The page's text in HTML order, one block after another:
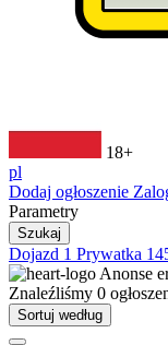
18+
pl
Dodaj ogłoszenie
Parametry
Szukaj
Dojazd 1 Prywatka
Anonse
Znaleźliśmy 0
Sortuj według